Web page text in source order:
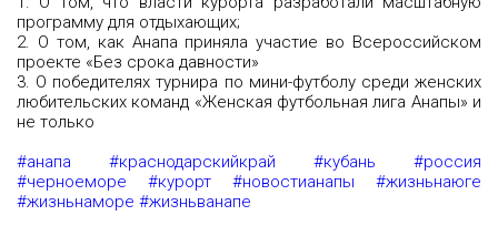
программу для отдыхающих;
2. О том, как Анапа приняла участие во Всероссийском
проекте «Без срока давности»
3. О победителях турнира по мини-футболу среди женских
любительских команд «Женская футбольная лига Анапы» и
не только
#анапа
#краснодарскийкрай #кубань
#россия
#черноеморе
#курорт #новостианапы
#жизньнаюге
#жизньнаморе #жизньванапе